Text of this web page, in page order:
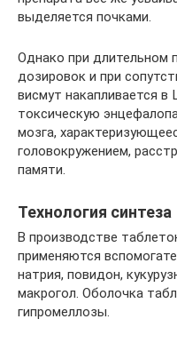
выделяется почками.
Однако при длительном
дозировок и при
висмут накапливается
токсическую
мозга,
головокружением,
памяти.
Технология синтеза
В производстве
применяются
натрия, повидон,
макрогол. Оболочка
гипромеллозы.